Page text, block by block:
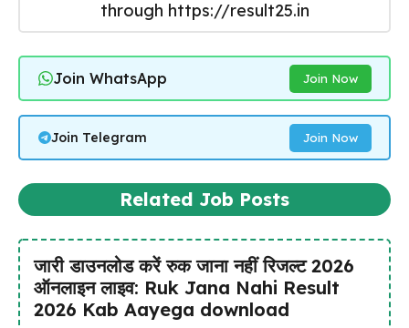
through https://result25.in
Join WhatsApp Join Now
Join Telegram Join Now
Related Job Posts
जारी डाउनलोड करें रुक जाना नहीं रिजल्ट 2026
ऑनलाइन लाइव: Ruk Jana Nahi Result
2026 Kab Aayega download